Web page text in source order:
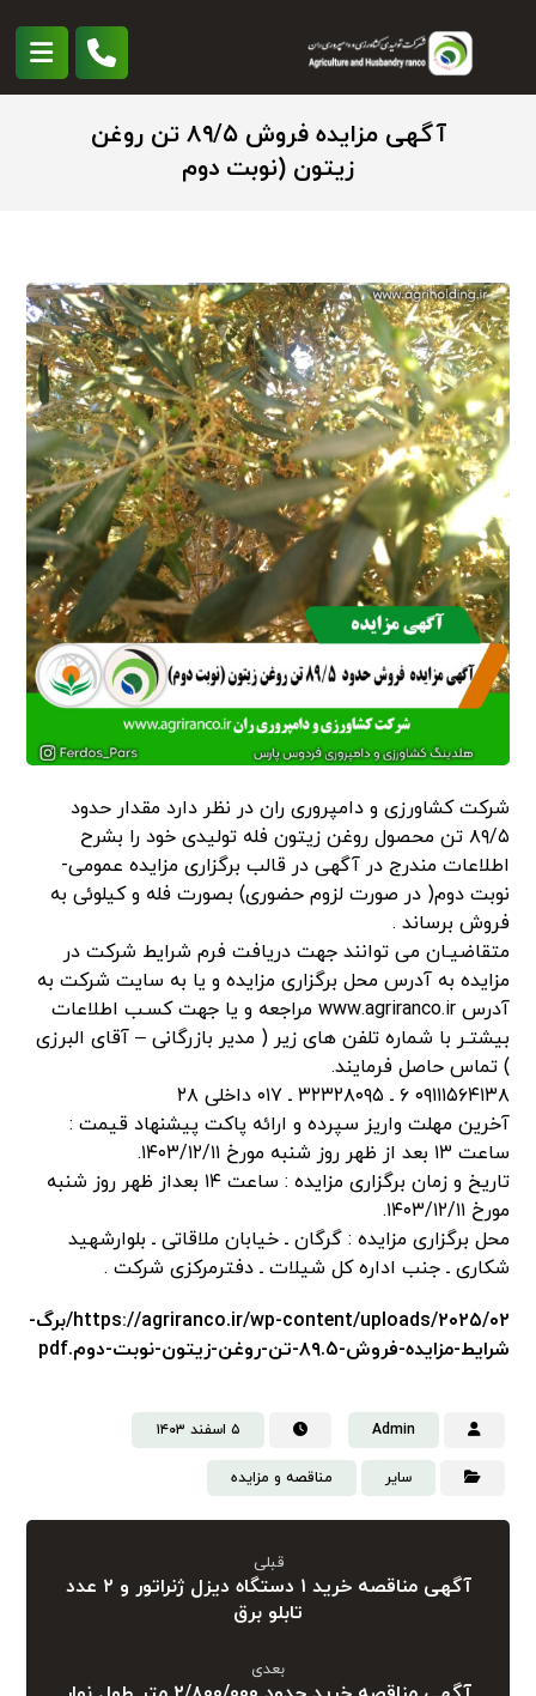
آگهی مزایده فروش ۸۹/۵ تن روغن
زیتون (نوبت دوم
شرکت کشاورزی و دامپروری ران در نظر دارد مقدار حدود
۸۹/۵ تن محصول روغن زیتون فله تولیدی خود را بشرح
اطلاعات مندرج در آگهی در قالب برگزاری مزایده عمومی-
نوبت دوم( در صورت لزوم حضوری) بصورت فله و کیلوئی به
فروش برساند .
متقاضیـان می توانند جهت دریافت فرم شرایط شرکت در
مزایده به آدرس محل برگزاری مزایده و یا به سایت شرکت به
آدرس www.agriranco.ir مراجعه و یا جهت کسـب اطلاعات
بیشتـر با شماره تلفن های زیر ( مدیر بازرگانی – آقای البرزی
) تماس حاصل فرمایند.
۰۹۱۱۱۵۶۴۱۳۸ ۶ ـ ۳۲۳۲۸۰۹۵ ـ ۰۱۷ داخلی ۲۸
آخرین مهلت واریز سپرده و ارائه پاکت پیشنهاد قیمت :
ساعت ۱۳ بعد از ظهر روز شنبه مورخ ۱۴۰۳/۱۲/۱۱.
تاریخ و زمان برگزاری مزایده : ساعت ۱۴ بعداز ظهر روز شنبه
مورخ ۱۴۰۳/۱۲/۱۱.
محل برگزاری مزایده : گرگان ـ خیابان ملاقاتی ـ بلوارشهید
شکاری ـ ‌جنب اداره کل شیلات ـ دفترمرکزی شرکت .
https://agriranco.ir/wp-content/uploads/۲۰۲۵/۰۲/برگ-
شرایط-مزایده-فروش-۸۹.۵-تن-روغن-زیتون-نوبت-دوم.pdf
Admin ۵ اسفند ۱۴۰۳
سایر مناقصه و مزایده
قبلی
آگهی مناقصه خرید ۱ دستگاه دیزل ژنراتور و ۲ عدد
تابلو برق
بعدی